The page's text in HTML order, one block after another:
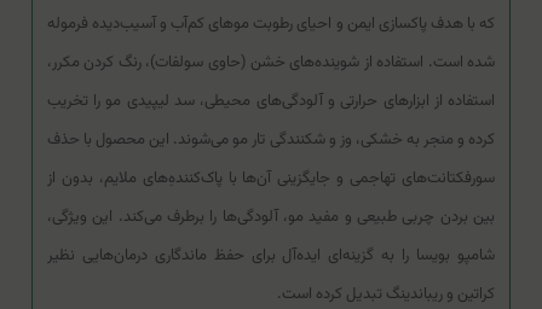
که با هدف پاکسازی ایمن و احیای رطوبت موهای کم‌آب و آسیب‌دیده فرموله
شده است. استفاده از شوینده‌های خشن (حاوی سولفات)، رنگ کردن مکرر،
استفاده از ابزارهای حرارتی و آلودگی‌های محیطی، سد لیپیدی مو را تخریب
کرده و منجر به خشکی، وز و شکنندگی تار مو می‌شوند. این محصول با حذف
سورفکتانت‌های تهاجمی و جایگزینی آن‌ها با پاک‌کنندهِ‌های ملایم، بدون از
بین بردن چربی طبیعی و مفید مو، آلودگی‌ها را برطرف می‌کند. این ویژگی،
شامپو بویسا را به گزینه‌ای ایده‌آل برای حفظ ماندگاری درمان‌هایی نظیر
کراتین و ریباندینگ تبدیل کرده است.